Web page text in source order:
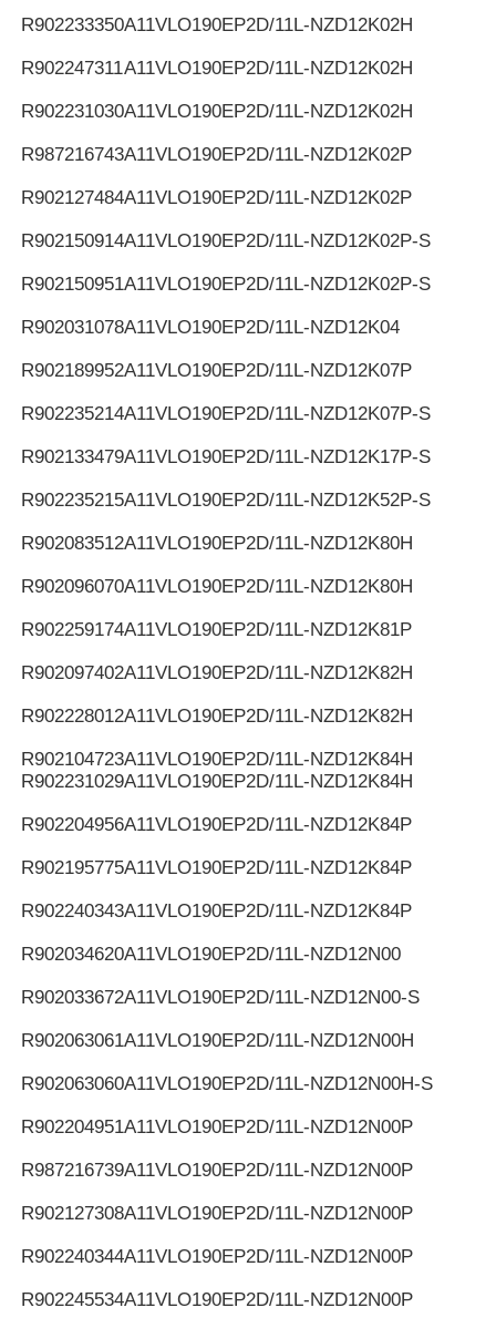
R902233350A11VLO190EP2D/11L-NZD12K02H
R902247311A11VLO190EP2D/11L-NZD12K02H
R902231030A11VLO190EP2D/11L-NZD12K02H
R987216743A11VLO190EP2D/11L-NZD12K02P
R902127484A11VLO190EP2D/11L-NZD12K02P
R902150914A11VLO190EP2D/11L-NZD12K02P-S
R902150951A11VLO190EP2D/11L-NZD12K02P-S
R902031078A11VLO190EP2D/11L-NZD12K04
R902189952A11VLO190EP2D/11L-NZD12K07P
R902235214A11VLO190EP2D/11L-NZD12K07P-S
R902133479A11VLO190EP2D/11L-NZD12K17P-S
R902235215A11VLO190EP2D/11L-NZD12K52P-S
R902083512A11VLO190EP2D/11L-NZD12K80H
R902096070A11VLO190EP2D/11L-NZD12K80H
R902259174A11VLO190EP2D/11L-NZD12K81P
R902097402A11VLO190EP2D/11L-NZD12K82H
R902228012A11VLO190EP2D/11L-NZD12K82H
R902104723A11VLO190EP2D/11L-NZD12K84H
R902231029A11VLO190EP2D/11L-NZD12K84H
R902204956A11VLO190EP2D/11L-NZD12K84P
R902195775A11VLO190EP2D/11L-NZD12K84P
R902240343A11VLO190EP2D/11L-NZD12K84P
R902034620A11VLO190EP2D/11L-NZD12N00
R902033672A11VLO190EP2D/11L-NZD12N00-S
R902063061A11VLO190EP2D/11L-NZD12N00H
R902063060A11VLO190EP2D/11L-NZD12N00H-S
R902204951A11VLO190EP2D/11L-NZD12N00P
R987216739A11VLO190EP2D/11L-NZD12N00P
R902127308A11VLO190EP2D/11L-NZD12N00P
R902240344A11VLO190EP2D/11L-NZD12N00P
R902245534A11VLO190EP2D/11L-NZD12N00P